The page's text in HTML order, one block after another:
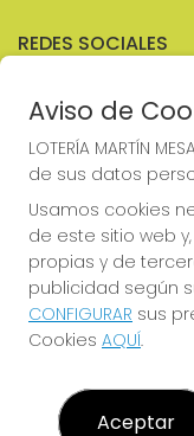
REDES SOCIALES
CONTACTO
ADMINISTRACION
RECEPTOR OFICIAL:
923482019
CARDENAL TAVERA, 5
Ciudad Rodrigo, 37500
(Salamanca) España
Aviso Legal
Aviso de
LOTERÍA MARTÍN
de sus datos
Usamos cookies
de este sitio web
propias y de
publicidad según
CONFIGURAR sus
Cookies AQUÍ.
Aceptar